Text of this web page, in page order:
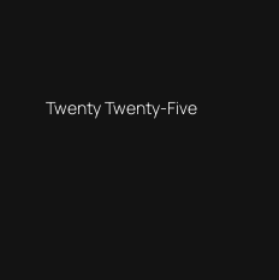
Twenty Twenty-Five